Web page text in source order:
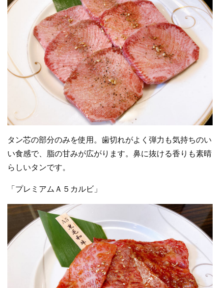
タン芯の部分のみを使用。歯切れがよく弾力も気持ちのい
い食感で、脂の甘みが広がります。鼻に抜ける香りも素晴
らしいタンです。
「プレミアムＡ５カルビ」